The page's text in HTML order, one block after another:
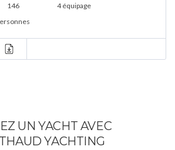
146
3 équipage
UN YACHT AVEC
YACHTING